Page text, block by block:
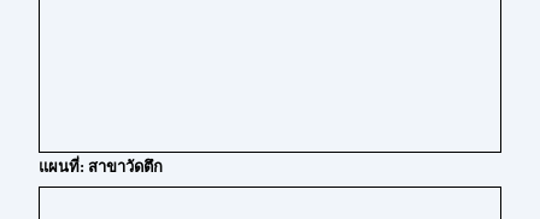
แผนที่: สาขาวัดตึก